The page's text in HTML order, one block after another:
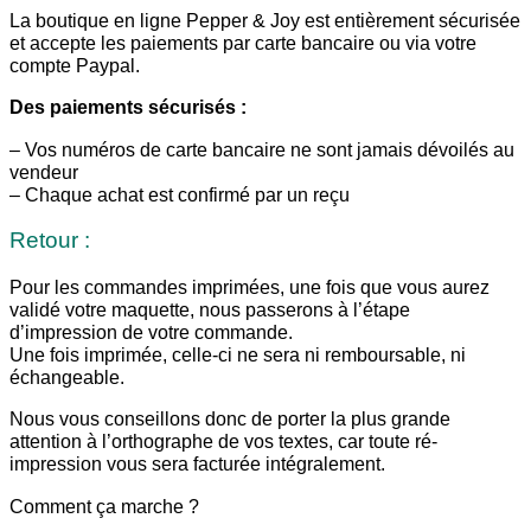
La boutique en ligne Pepper & Joy est entièrement sécurisée
et accepte les paiements par carte bancaire ou via votre
compte Paypal.
Des paiements sécurisés :
– Vos numéros de carte bancaire ne sont jamais dévoilés au
vendeur
– Chaque achat est confirmé par un reçu
Retour :
Pour les commandes imprimées, une fois que vous aurez
validé votre maquette, nous passerons à l’étape
d’impression de votre commande.
Une fois imprimée, celle-ci ne sera ni remboursable, ni
échangeable.
Nous vous conseillons donc de porter la plus grande
attention à l’orthographe de vos textes, car toute ré-
impression vous sera facturée intégralement.
Comment ça marche ?